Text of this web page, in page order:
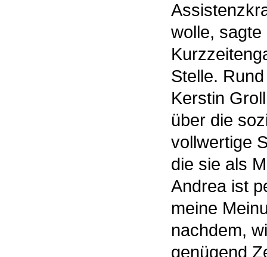
wolle, sagte
Stelle.
Kerstin
über die
vollwertige
die sie als
Andrea ist
meine
nachdem,
genügend